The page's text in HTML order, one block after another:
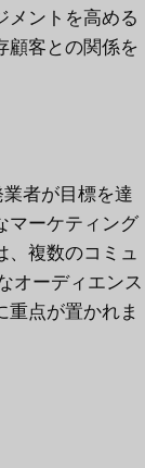
メントを高める
顧客との関係を
者が目標を達
マーケティング
、複数のコミュ
オーディエンス
重点が置かれま